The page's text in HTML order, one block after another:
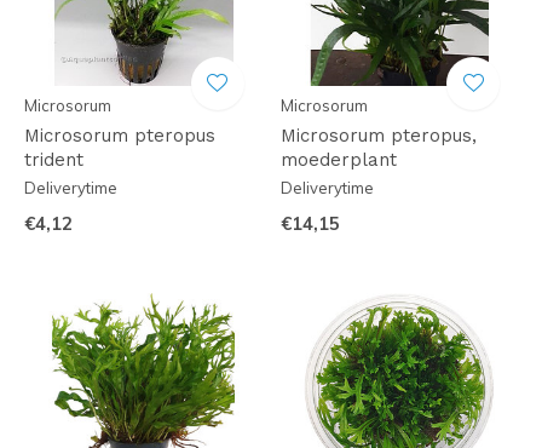
Microsorum
Microsorum pteropus
trident
Deliverytime
€4,12
Microsorum
Microsorum pteropus,
moederplant
Deliverytime
€14,15